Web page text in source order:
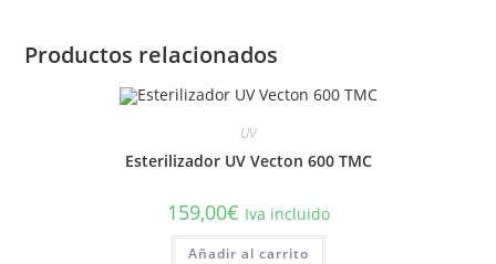
Productos relacionados
UV
Esterilizador UV Vecton 600 TMC
159,00€ Iva incluido
Añadir al carrito